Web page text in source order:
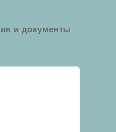
и документы